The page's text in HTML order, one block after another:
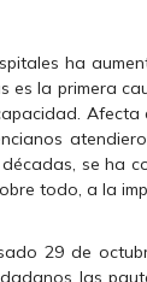
ha
es la primera
se ha
todo, a la
29 de
las